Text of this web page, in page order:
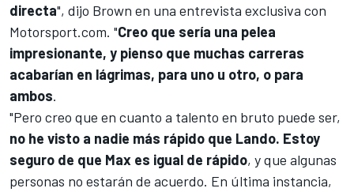
directa", dijo Brown en una entrevista exclusiva con
Motorsport.com. "Creo que sería una pelea
impresionante, y pienso que muchas carreras
acabarían en lágrimas, para uno u otro, o para
ambos.
"Pero creo que en cuanto a talento en bruto puede ser,
no he visto a nadie más rápido que Lando. Estoy
seguro de que Max es igual de rápido, y que algunas
personas no estarán de acuerdo. En última instancia,